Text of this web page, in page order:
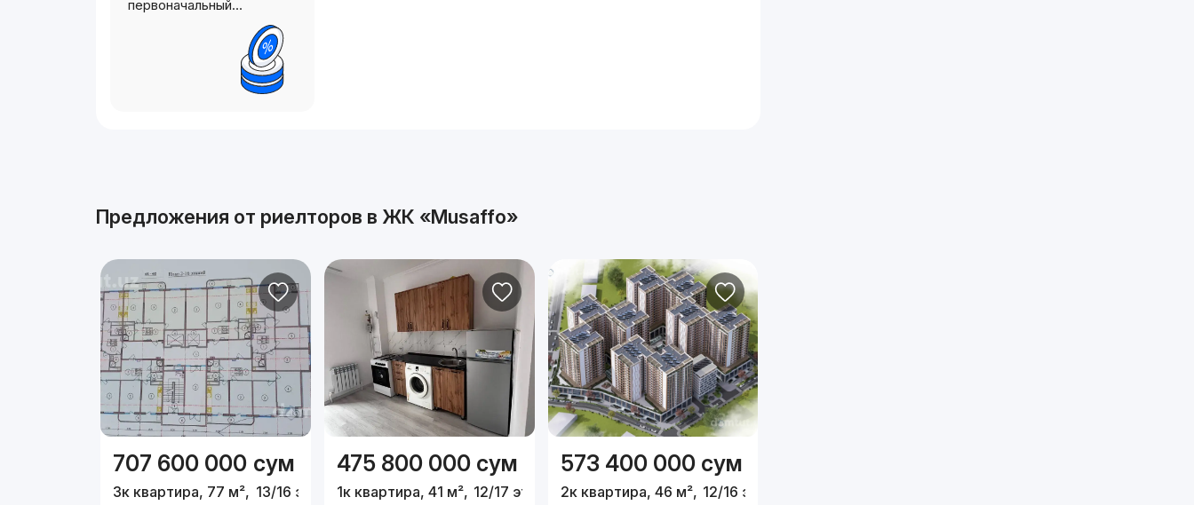
первоначальный…
Предложения от риелторов в ЖК «Musaffo»
707 600 000 сум
3к квартира, 77 м², 13/16 эт.
475 800 000 сум
1к квартира, 41 м², 12/17 эт.
573 400 000 сум
2к квартира, 46 м², 12/16 эт.